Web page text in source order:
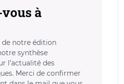
à
de notre édition
synthèse
l’actualité des
Merci de confirmer